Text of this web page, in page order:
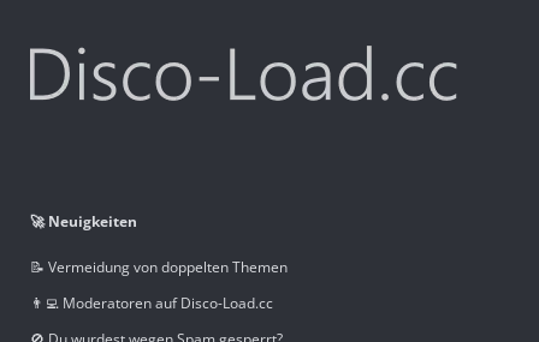
🚀 Neuigkeiten
📝 Vermeidung von doppelten Themen
👨‍💻 Moderatoren auf Disco-Load.cc